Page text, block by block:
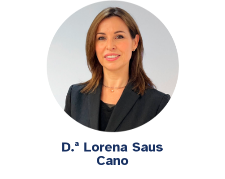
D.ª Lorena Saus
Cano